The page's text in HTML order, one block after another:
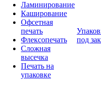
Ламинирование
Каширование
Офсетная
печать
Флексопечать
Сложная
высечка
Печать на
упаковке
под